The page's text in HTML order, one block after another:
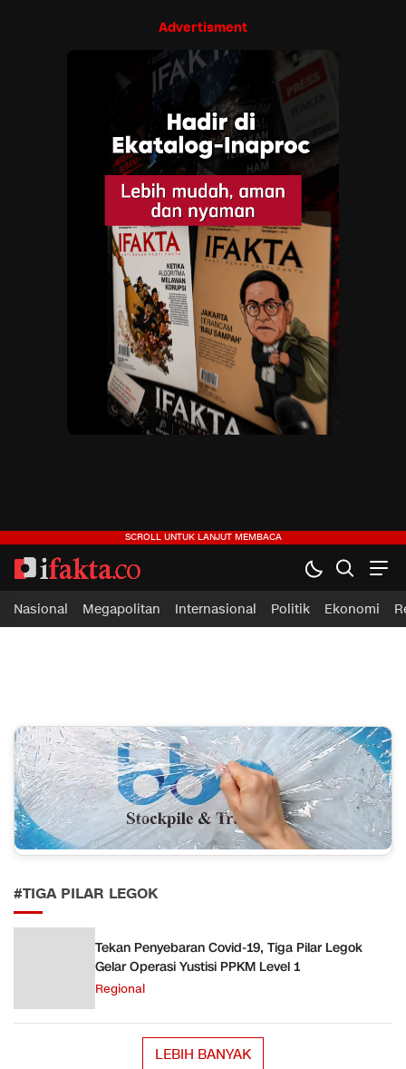
Advertisment
ifakta.co
#pastibenar
Nasional Megapolitan Internasional Politik Ekonomi
#TIGA PILAR LEGOK
Tekan Penyebaran Covid-19, Tiga Pilar Legok
Gelar Operasi Yustisi PPKM Level 1
Regional
LEBIH BANYAK